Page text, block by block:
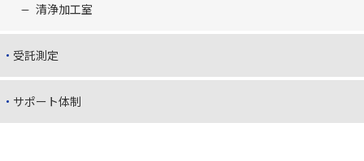
清浄加工室
受託測定
サポート体制